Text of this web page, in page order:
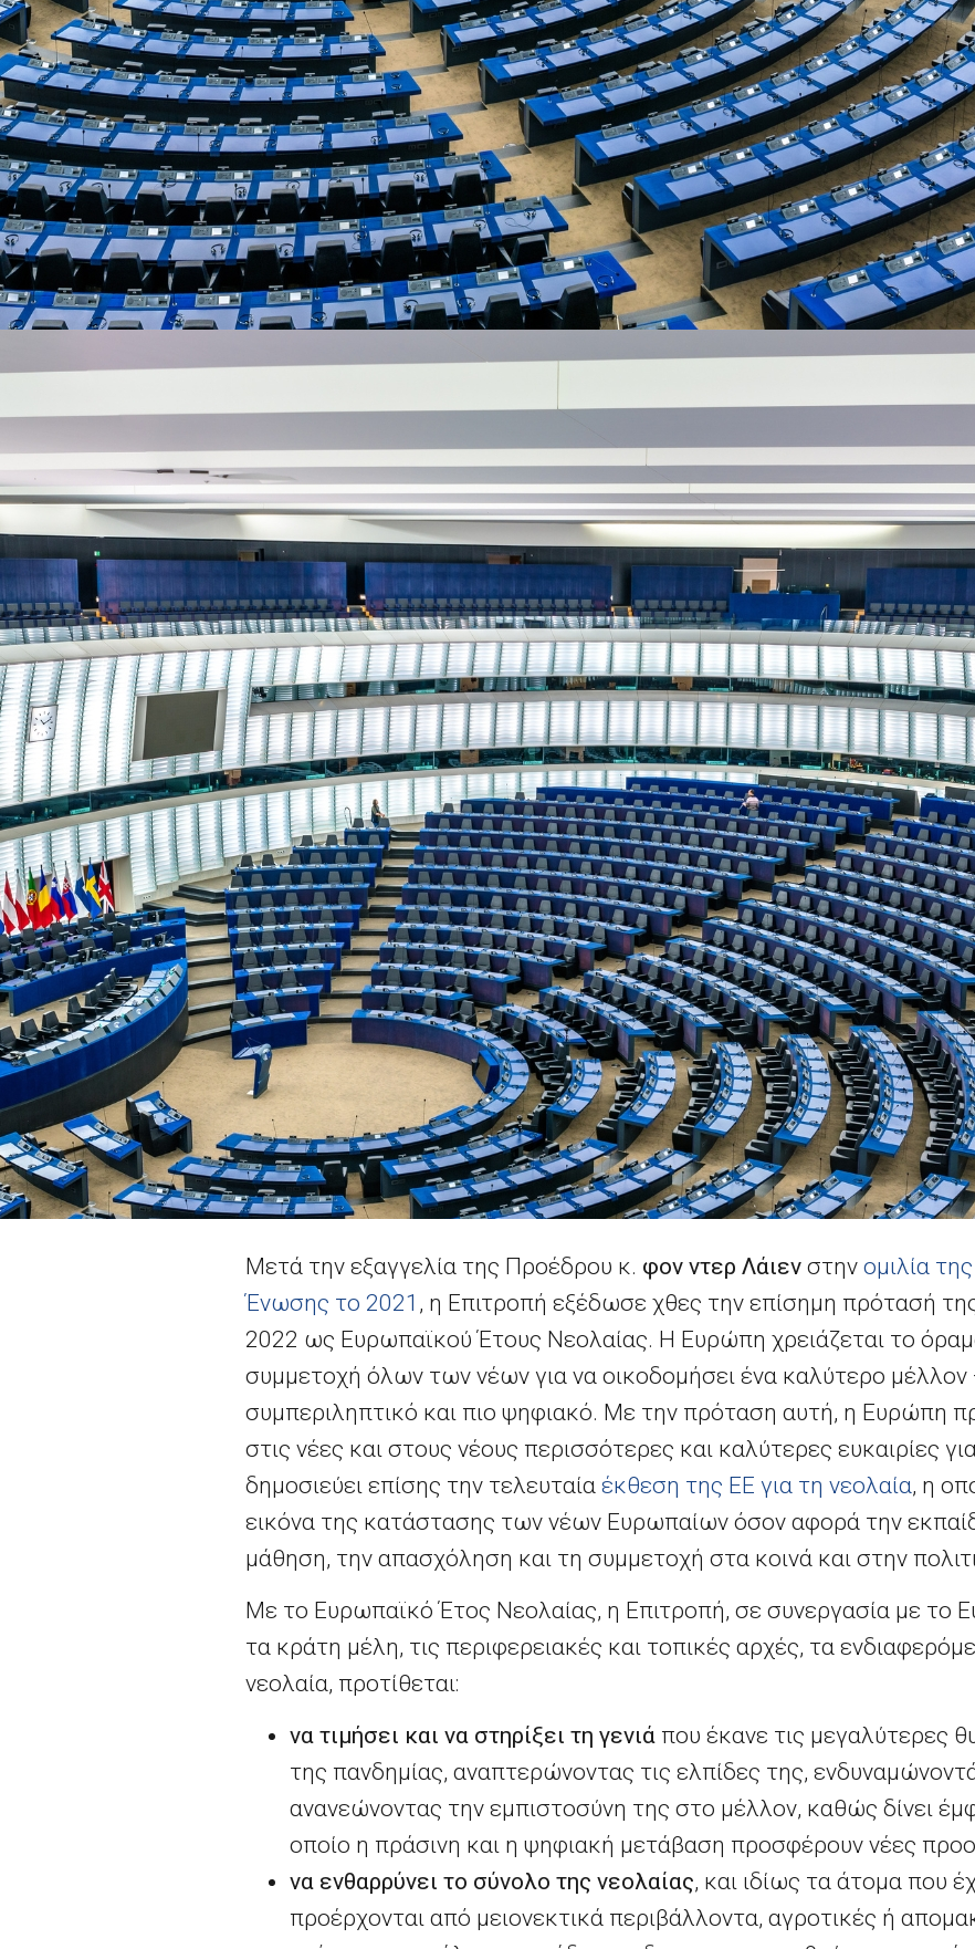
Μετά την εξαγγελία της Προέδρου κ. φον ντερ Λάιεν στην ομιλία
Ένωσης το 2021 , η Επιτροπή εξέδωσε χθες την επίσημη πρότασή
2022 ως Ευρωπαϊκού Έτους Νεολαίας. Η Ευρώπη χρειάζεται το
συμμετοχή όλων των νέων για να οικοδομήσει ένα καλύτερο μέλλον
συμπεριληπτικό και πιο ψηφιακό. Με την πρόταση αυτή, η Ευρώπη
στις νέες και στους νέους περισσότερες και καλύτερες ευκαιρίες
δημοσιεύει επίσης την τελευταία έκθεση της ΕΕ για τη νεολαία, η
εικόνα της κατάστασης των νέων Ευρωπαίων όσον αφορά την
μάθηση, την απασχόληση και τη συμμετοχή στα κοινά και στην
Με το Ευρωπαϊκό Έτος Νεολαίας, η Επιτροπή, σε συνεργασία με το
τα κράτη μέλη, τις περιφερειακές και τοπικές αρχές, τα
νεολαία, προτίθεται:
να τιμήσει και να στηρίξει τη γενιά που έκανε τις μεγαλύτερες
της πανδημίας, αναπτερώνοντας τις ελπίδες της,
ανανεώνοντας την εμπιστοσύνη της στο μέλλον, καθώς δίνει
οποίο η πράσινη και η ψηφιακή μετάβαση προσφέρουν νέες
να ενθαρρύνει το σύνολο της νεολαίας, και ιδίως τα άτομα που
προέρχονται από μειονεκτικά περιβάλλοντα, αγροτικές ή